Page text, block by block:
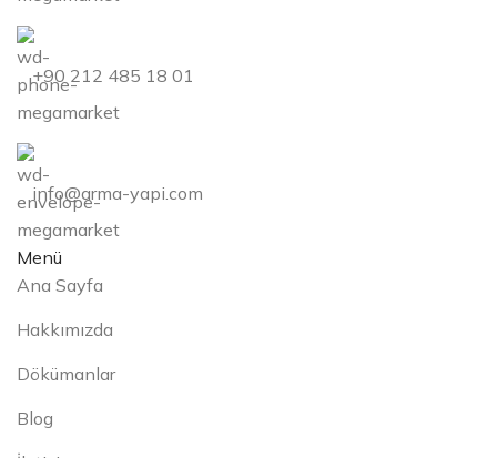
+90 212 485 18 01
info@arma-yapi.com
Menü
Ana Sayfa
Hakkımızda
Dökümanlar
Blog